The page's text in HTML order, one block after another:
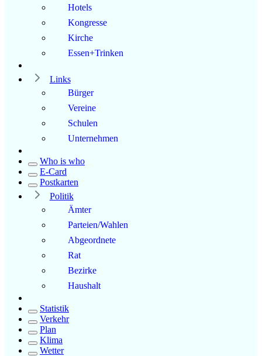
Hotels
Kongresse
Kirche
Essen+Trinken
Links
Bürger
Vereine
Schulen
Unternehmen
Who is who
E-Card
Postkarten
Politik
Ämter
Parteien/Wahlen
Abgeordnete
Rat
Bezirke
Haushalt
Statistik
Verkehr
Plan
Klima
Wetter